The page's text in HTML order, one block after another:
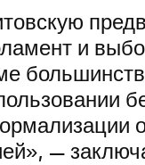
и
—